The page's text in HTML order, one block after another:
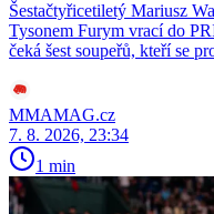
Šestačtyřicetiletý Mariusz
Tysonem Furym vrací do
čeká šest soupeřů, kteří se
MMAMAG.cz
7. 8. 2026, 23:34
1 min